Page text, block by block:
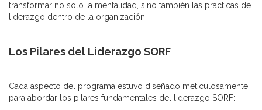
transformar no solo la mentalidad, sino también las prácticas de
liderazgo dentro de la organización.
Los Pilares del Liderazgo SORF
Cada aspecto del programa estuvo diseñado meticulosamente
para abordar los pilares fundamentales del liderazgo SORF: